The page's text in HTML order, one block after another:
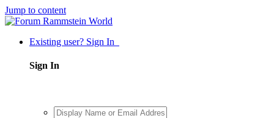
Jump to content
Existing user? Sign In
Sign In